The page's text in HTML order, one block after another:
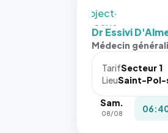
`object-
fit: cover`.
Sans ces
navigateur
pas la
place, et
Dr Essivi
Médecin
TarifSecteur 1
LieuSaint-Pol-
Sam.
08/08